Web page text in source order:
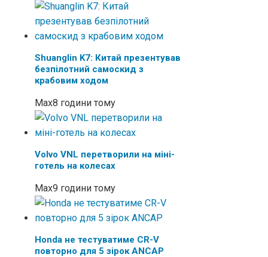
Shuanglin K7: Китай презентував
безпілотний самоскид з
крабовим ходом
Max8 години тому
Volvo VNL перетворили на міні-
готель на колесах
Max9 години тому
Honda не тестуватиме CR-V
повторно для 5 зірок ANCAP